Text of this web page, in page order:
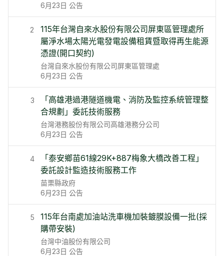
6月23日 公告
2
115年台灣自來水股份有限公司屏東區管理處所
屬淨水場太陽光電發電設備租賃暨取得再生能源
憑證(開口契約)
台灣自來水股份有限公司屏東區管理處
6月23日 公告
3
「高雄港過港隧道機電、消防及監控系統管理整
合規劃」委託技術服務
台灣港務股份有限公司高雄港務分公司
6月23日 公告
4
「泰安鄉苗61線29K+887梅象大橋改善工程」
委託設計監造技術服務工作
苗栗縣政府
6月23日 公告
5
115年台南處加油站洗車機加裝鍍膜設備一批(採
購帶安裝)
台灣中油股份有限公司
6月23日 公告